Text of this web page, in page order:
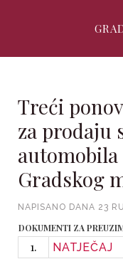
Treći
za prodaju
Gradskog
NAPISANO DANA 23
DOKUMENTI ZA
1. NATJEČAJ